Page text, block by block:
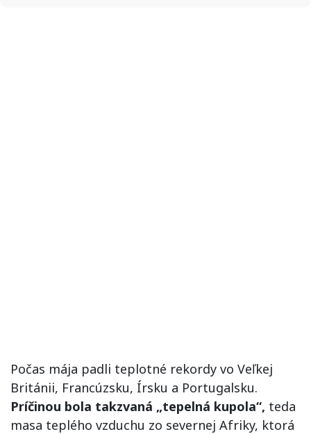
Počas mája padli teplotné rekordy vo Veľkej
Británii, Francúzsku, Írsku a Portugalsku.
Príčinou bola takzvaná „tepelná kupola“, teda
masa teplého vzduchu zo severnej Afriky, ktorá